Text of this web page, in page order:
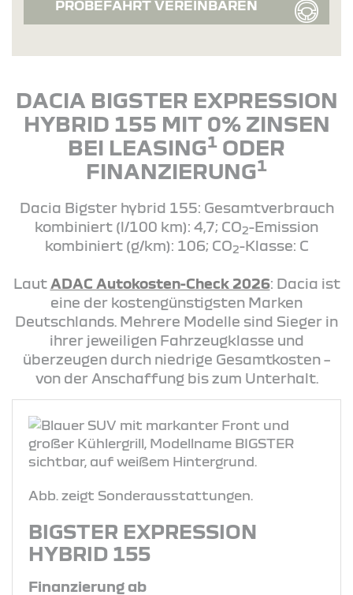
PROBEFAHRT VEREINBAREN
DACIA BIGSTER EXPRESSION
HYBRID 155 MIT 0% ZINSEN
BEI LEASING1 ODER
FINANZIERUNG1
Dacia Bigster hybrid 155: Gesamtverbrauch
kombiniert (l/100 km): 4,7; CO2-Emission
kombiniert (g/km): 106; CO2-Klasse: C
Laut ADAC Autokosten-Check 2026: Dacia ist
eine der kostengünstigsten Marken
Deutschlands. Mehrere Modelle sind Sieger in
ihrer jeweiligen Fahrzeugklasse und
überzeugen durch niedrige Gesamtkosten –
von der Anschaffung bis zum Unterhalt.
Abb. zeigt Sonderausstattungen.
BIGSTER EXPRESSION
HYBRID 155
Finanzierung ab